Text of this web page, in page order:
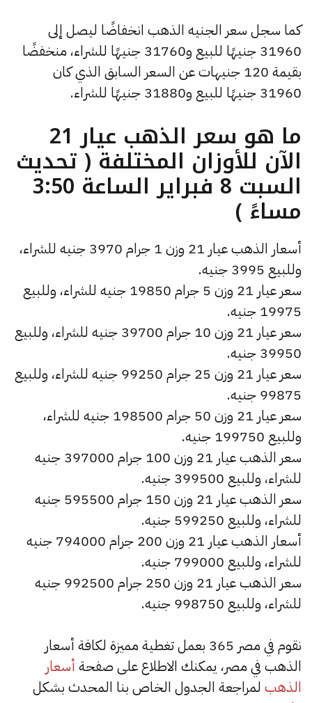
كما سجل سعر الجنيه الذهب انخفاضًا ليصل إلى
31960 جنيهًا للبيع و31760 جنيهًا للشراء، منخفضًا
بقيمة 120 جنيهات عن السعر السابق الذي كان
31960 جنيهًا للبيع و31880 جنيهًا للشراء.
ما هو سعر الذهب عيار 21
الآن للأوزان المختلفة ( تحديث
السبت 8 فبراير الساعة 3:50
مساءً )
أسعار الذهب عيار 21 وزن 1 جرام 3970 جنيه للشراء،
وللبيع 3995 جنيه.
سعر عيار 21 وزن 5 جرام 19850 جنيه للشراء، وللبيع
19975 جنيه.
سعر عيار 21 وزن 10 جرام 39700 جنيه للشراء، وللبيع
39950 جنيه.
سعر عيار 21 وزن 25 جرام 99250 جنيه للشراء، وللبيع
99875 جنيه.
سعر عيار 21 وزن 50 جرام 198500 جنيه للشراء،
وللبيع 199750 جنيه.
سعر الذهب عيار 21 وزن 100 جرام 397000 جنيه
للشراء، وللبيع 399500 جنيه.
سعر الذهب عيار 21 وزن 150 جرام 595500 جنيه
للشراء، وللبيع 599250 جنيه.
أسعار الذهب عيار 21 وزن 200 جرام 794000 جنيه
للشراء، وللبيع 799000 جنيه.
سعر الذهب عيار 21 وزن 250 جرام 992500 جنيه
للشراء، وللبيع 998750 جنيه.
نقوم في مصر 365 بعمل تغطية مميزة لكافة أسعار
الذهب في مصر، يمكنك الاطلاع على صفحة أسعار
الذهب لمراجعة الجدول الخاص بنا المحدث بشكل